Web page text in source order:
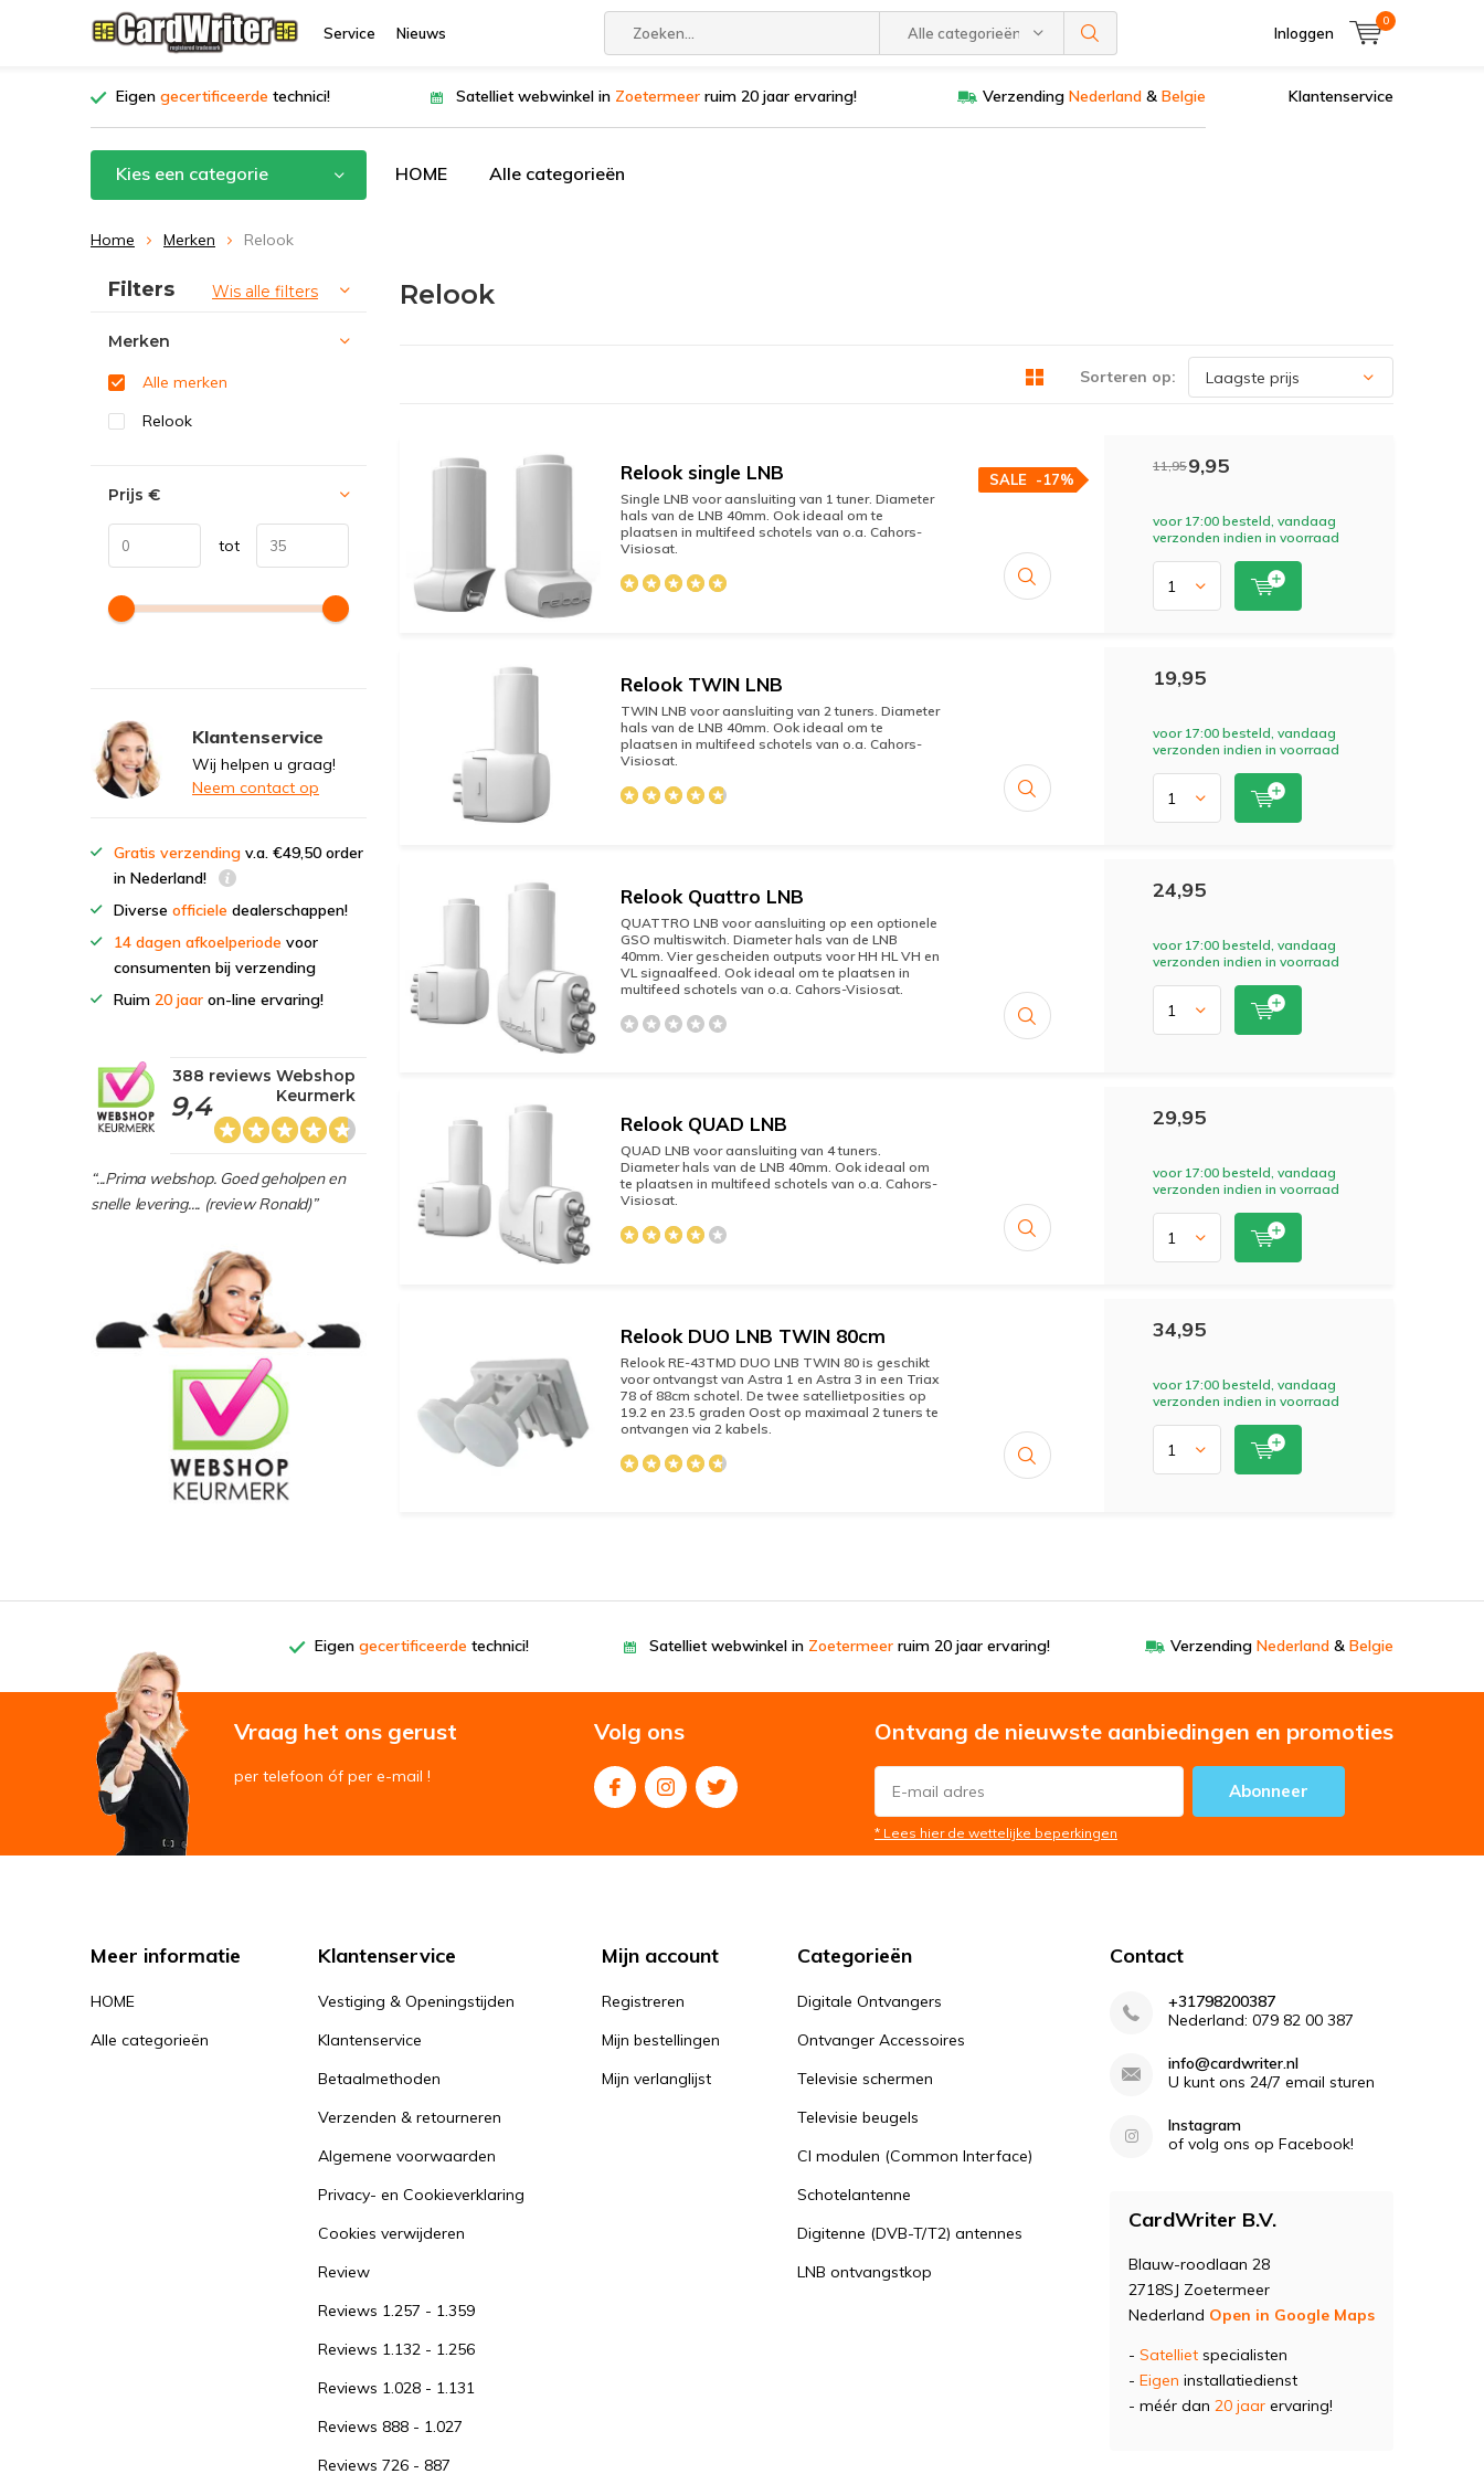
Service Nieuws Alle categorieën Inloggen
0
Eigen gecertificeerde technici! Satelliet webwinkel in Zoetermeer ruim 20 jaar ervaring! Verzending Nederland & Belgie Klantenservice
Kies een categorie HOME Alle categorieën
Home Merken Relook
Relook
Sorteren op:
Relook single LNB
Single LNB voor aansluiting van 1 tuner. Diameter
hals van de LNB 40mm. Ook ideaal om te
plaatsen in multifeed schotels van o.a. Cahors-
Visiosat.
11,959,95
voor 17:00 besteld, vandaag
verzonden indien in voorraad
-17%
SALE
Relook TWIN LNB
TWIN LNB voor aansluiting van 2 tuners. Diameter
hals van de LNB 40mm. Ook ideaal om te
plaatsen in multifeed schotels van o.a. Cahors-
Visiosat.
19,95
voor 17:00 besteld, vandaag
verzonden indien in voorraad
Relook Quattro LNB
QUATTRO LNB voor aansluiting op een optionele
GSO multiswitch. Diameter hals van de LNB
40mm. Vier gescheiden outputs voor HH HL VH en
VL signaalfeed. Ook ideaal om te plaatsen in
multifeed schotels van o.a. Cahors-Visiosat.
24,95
voor 17:00 besteld, vandaag
verzonden indien in voorraad
Relook QUAD LNB
QUAD LNB voor aansluiting van 4 tuners.
Diameter hals van de LNB 40mm. Ook ideaal om
te plaatsen in multifeed schotels van o.a. Cahors-
Visiosat.
29,95
voor 17:00 besteld, vandaag
verzonden indien in voorraad
Relook DUO LNB TWIN 80cm
Relook RE-43TMD DUO LNB TWIN 80 is geschikt
voor ontvangst van Astra 1 en Astra 3 in een Triax
78 of 88cm schotel. De twee satellietposities op
19.2 en 23.5 graden Oost op maximaal 2 tuners te
ontvangen via 2 kabels.
34,95
voor 17:00 besteld, vandaag
verzonden indien in voorraad
Sorteren op:
Filters Wis alle filters
Merken
Alle merken
Relook
Prijs €
tot
Klantenservice
Wij helpen u graag!
Neem contact op
Gratis verzending v.a. €49,50 order
in Nederland!
Diverse officiele dealerschappen!
14 dagen afkoelperiode voor
consumenten bij verzending
Ruim 20 jaar on-line ervaring!
9,4
388 reviews Webshop
Keurmerk
“...Prima webshop. Goed geholpen en
snelle levering.... (review Ronald)”
Eigen gecertificeerde technici! Satelliet webwinkel in Zoetermeer ruim 20 jaar ervaring! Verzending Nederland & Belgie
Vraag het ons gerust
per telefoon óf per e-mail !
Volg ons Ontvang de nieuwste aanbiedingen en promoties
Abonneer
* Lees hier de wettelijke beperkingen
Meer informatie
HOME
Alle categorieën
Klantenservice
Vestiging & Openingstijden
Klantenservice
Betaalmethoden
Verzenden & retourneren
Algemene voorwaarden
Privacy- en Cookieverklaring
Cookies verwijderen
Review
Reviews 1.257 - 1.359
Reviews 1.132 - 1.256
Reviews 1.028 - 1.131
Reviews 888 - 1.027
Reviews 726 - 887
Mijn account
Registreren
Mijn bestellingen
Mijn verlanglijst
Categorieën
Digitale Ontvangers
Ontvanger Accessoires
Televisie schermen
Televisie beugels
CI modulen (Common Interface)
Schotelantenne
Digitenne (DVB-T/T2) antennes
LNB ontvangstkop
Contact
+31798200387
Nederland: 079 82 00 387
info@cardwriter.nl
U kunt ons 24/7 email sturen
Instagram
of volg ons op Facebook!
CardWriter B.V.
Blauw-roodlaan 28
2718SJ Zoetermeer
Nederland Open in Google Maps
- Satelliet specialisten
- Eigen installatiedienst
- méér dan 20 jaar ervaring!